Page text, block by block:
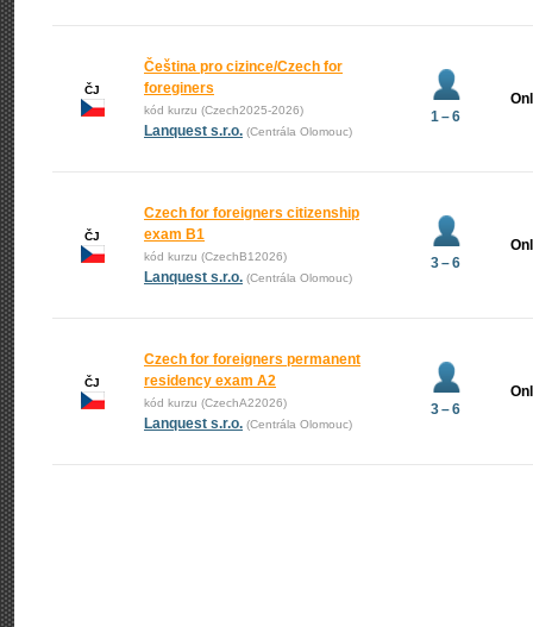
ČJ
Čeština pro cizince/Czech for
foreginers
kód kurzu (Czech2025-2026)
Lanquest s.r.o. (Centrála Olomouc)
1 – 6
ČJ
Czech for foreigners citizenship
exam B1
kód kurzu (CzechB12026)
Lanquest s.r.o. (Centrála Olomouc)
3 – 6
ČJ
Czech for foreigners permanent
residency exam A2
kód kurzu (CzechA22026)
Lanquest s.r.o. (Centrála Olomouc)
3 – 6